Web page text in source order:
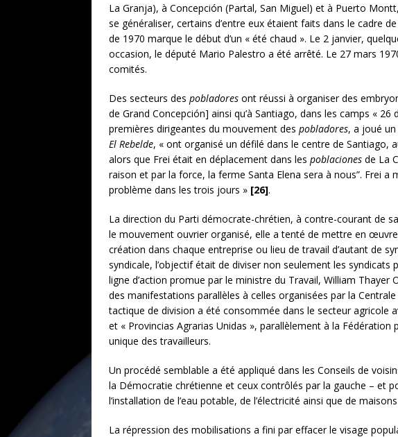
La Granja), à Concepción (Partal, San Miguel) et à Puerto
se généraliser, certains d’entre eux étaient faits dans le cadre
de 1970 marque le début d’un « été chaud ». Le 2 janvier,
occasion, le député Mario Palestro a été arrêté. Le 27 mars
comités.
Des secteurs des pobladores ont réussi à organiser des
de Grand Concepción] ainsi qu’à Santiago, dans les camps «
premières dirigeantes du mouvement des pobladores, a joué
El Rebelde, « ont organisé un défilé dans le centre de
alors que Frei était en déplacement dans les poblaciones de La
raison et par la force, la ferme Santa Elena sera à nous”. Frei a
problème dans les trois jours » [26].
La direction du Parti démocrate-chrétien, à contre-courant de
le mouvement ouvrier organisé, elle a tenté de mettre en
création dans chaque entreprise ou lieu de travail d’autant de
syndicale, l’objectif était de diviser non seulement les
ligne d’action promue par le ministre du Travail, William Thayer
des manifestations parallèles à celles organisées par la
tactique de division a été consommée dans le secteur agricole
et « Provincias Agrarias Unidas », parallèlement à la
unique des travailleurs.
Un procédé semblable a été appliqué dans les Conseils de
la Démocratie chrétienne et ceux contrôlés par la gauche – et
l’installation de l’eau potable, de l’électricité ainsi que de
La répression des mobilisations a fini par effacer le visage